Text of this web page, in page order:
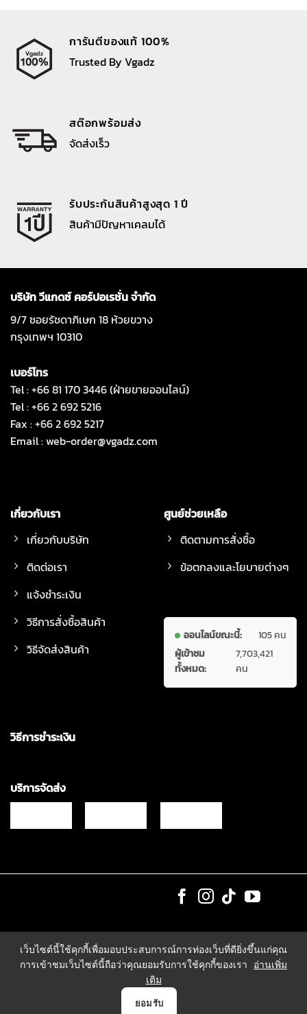
การันตีของแท้ 100%
Trusted By Vgadz
สต๊อกพร้อมส่ง
จัดส่งเร็ว
รับประกันสินค้าสูงสุด 1 ปี
สินค้ามีปัญหาเคลมได้
บริษัท วีแกดซ์ คอร์ปอเรชั่น จำกัด
9/7 ซอยรัชดาภิเษก 18 ห้วยขวาง
กรุงเทพฯ 10310
เบอร์โทร
Tel : +66 81 170 3446 (ฝ่ายขายออนไลน์)
Tel : +66 2 692 5216
Fax : +66 2 692 5217
Email :web-order@vgadz.com
เกี่ยวกับเรา
เกี่ยวกับบริษัท
ติดต่อเรา
แจ้งชำระเงิน
วิธีการสั่งซื้อสินค้า
วิธีจัดส่งสินค้า
ศูนย์ช่วยเหลือ
ติดตามการสั่งซื้อ
ข้อตกลงและโยบายต่างๆ
ออนไลน์ขณะนี้:
105 คน
ผู้เข้าชม
ทั้งหมด:
7,703,421
คน
วิธีการชำระเงิน
บริการจัดส่ง
เว็บไซต์นี้ใช้คุกกี้เพื่อมอบประสบการณ์การท่องเว็บที่ดียิ่งขึ้นแก่คุณ
การเข้าชมเว็บไซต์นี้ถือว่าคุณยอมรับการใช้คุกกี้ของเรา
อ่านเพิ่ม
เติม
ยอมรับ